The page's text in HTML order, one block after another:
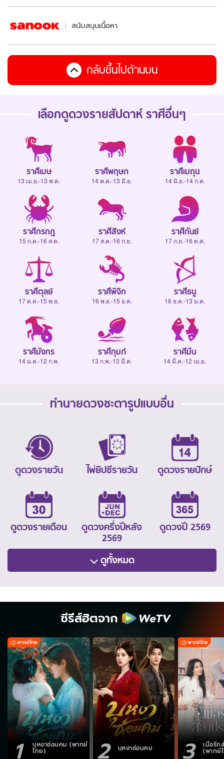
สนับสนุนเนื้อหา
กลับขึ้นไปด้านบน
เลือกดูดวงรายสัปดาห์ ราศีอื่นๆ
ราศีเมษ
13 เม.ย.-13 พ.ค.
ราศีพฤษภ
14 พ.ค.-13 มิ.ย.
ราศีเมถุน
14 มิ.ย.-14 ก.ค.
ราศีกรกฎ
15 ก.ค.-16 ส.ค.
ราศีสิงห์
17 ส.ค.-16 ก.ย.
ราศีกันย์
17 ก.ย.-16 ต.ค.
ราศีตุลย์
17 ต.ค.-15 พ.ย.
ราศีพิจิก
16 พ.ย.-15 ธ.ค.
ราศีธนู
16 ธ.ค.-13 ม.ค.
ราศีมังกร
14 ม.ค.-12 ก.พ.
ราศีกุมภ์
13 ก.พ.-13 มี.ค.
ราศีมีน
14 มี.ค.-12 เม.ย.
ทำนายดวงชะตารูปแบบอื่น
ดูดวงรายวัน ไพ่ยิปซีรายวัน ดูดวงรายปักษ์
ดูดวงรายเดือน
ดูดวงครึ่งปีหลัง
2569
ดูดวงปี 2569
ดูทั้งหมด
ซีรีส์ฮิตจาก
1 บุหงาซ่อนคม (พากย์
ไทย) 2 บุหงาซ่อนคม 3 เมื่อรัก
(พากย์